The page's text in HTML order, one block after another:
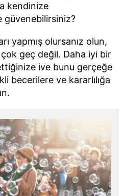
kendinize
güvenebilirsiniz?
yapmış olursanız olun,
geç değil. Daha iyi bir
ive bunu gerçeğe
becerilere ve kararlılığa